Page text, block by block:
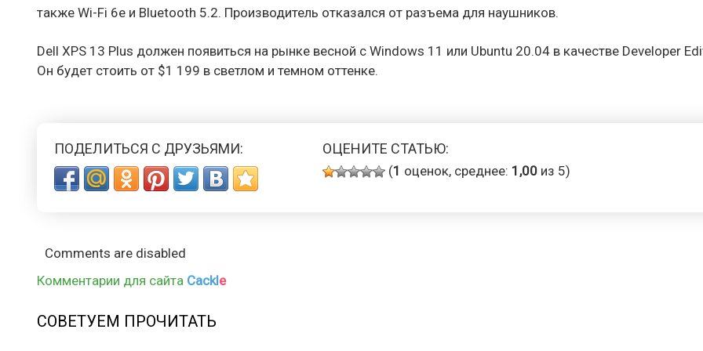
также Wi-Fi 6e и Bluetooth 5.2. Производитель отказался от разъема для наушников.
Dell XPS 13 Plus должен появиться на рынке весной с Windows 11 или Ubuntu 20.04 в качестве Developer
Он будет стоить от $1 199 в светлом и темном оттенке.
ПОДЕЛИТЬСЯ С ДРУЗЬЯМИ: ОЦЕНИТЕ СТАТЬЮ:
(1 оценок, среднее: 1,00 из 5)
Comments are disabled
Комментарии для сайта Cackle
СОВЕТУЕМ ПРОЧИТАТЬ